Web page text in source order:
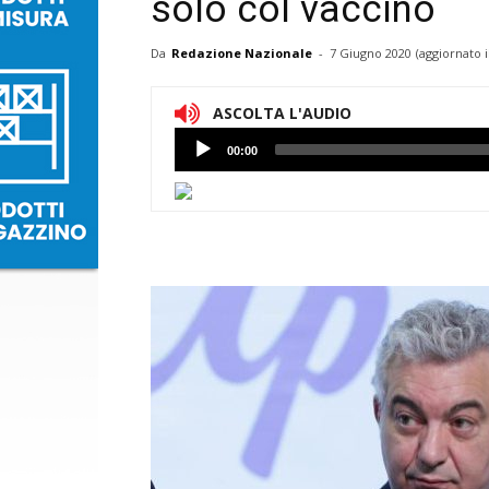
solo col vaccino
Da Redazione Nazionale - 7 Giugno 2020 (aggiornato il
ASCOLTA L'AUDIO
Lettore
Audio
00:00